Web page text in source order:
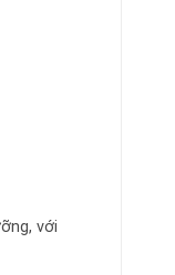
với